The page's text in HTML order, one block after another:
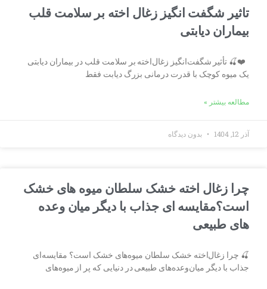
تاثیر شگفت انگیز زغال اخته بر سلامت قلب
بیماران دیابتی
❤️🍒 تأثیر شگفت‌انگیز زغال‌اخته بر سلامت قلب در بیماران دیابتی
یک میوه کوچک با قدرت درمانی بزرگ دیابت فقط
مطالعه بیشتر »
آذر 12, 1404 بدون دیدگاه
چرا زغال اخته خشک سلطان میوه های خشک
است؟مقایسه ای جذاب با دیگر میان وعده
های طبیعی
🍒 چرا زغال‌اخته خشک سلطان میوه‌های خشک است؟ مقایسه‌ای
جذاب با دیگر میان‌وعده‌های طبیعی در دنیایی که پر از میوه‌های